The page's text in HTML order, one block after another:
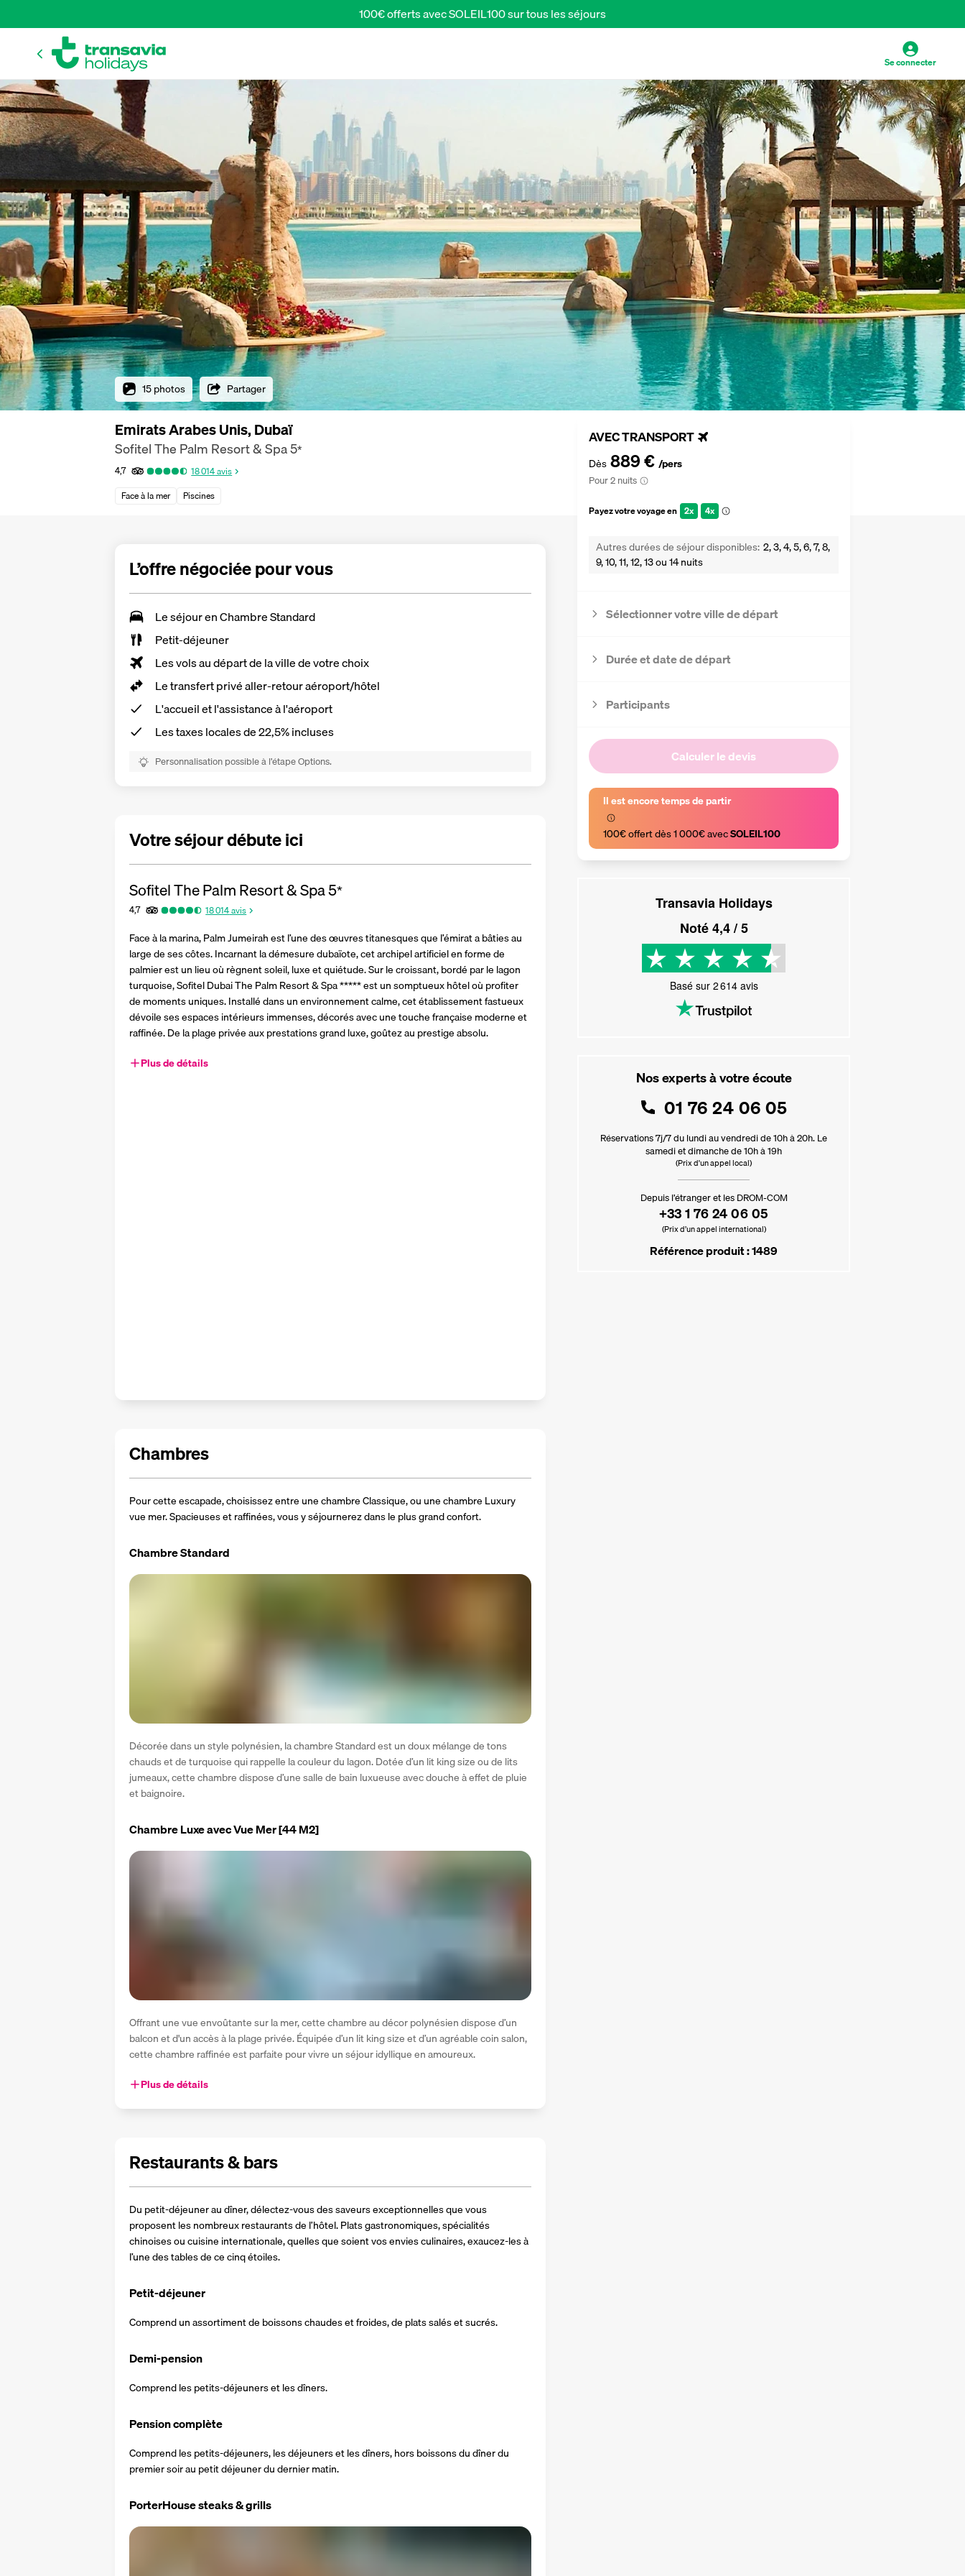
100€ offerts avec SOLEIL100 sur tous les séjours
Se connecter
15 photos Partager
Emirats Arabes Unis, Dubaï
Sofitel The Palm Resort & Spa5*
4,7 18 014avis
Face à la mer
Piscines
AVEC TRANSPORT
Dès 889 € /pers
Pour 2 nuits
Payez votre voyage en 2x 4x
Autres durées de séjour disponibles 2, 3, 4, 5, 6, 7, 8,
9, 10, 11, 12, 13 ou 14 nuits
Sélectionner votre ville de départ
Durée et date de départ
Participants
Calculer le devis
Il est encore temps de partir
100€ offert dès 1 000€ avec SOLEIL100
Transavia Holidays
Noté4,4/ 5
Basé sur 2 614avis
Nos experts à votre écoute
01 76 24 06 05
Réservations 7j/7 du lundi au vendredi de 10h à 20h. Le
samedi et dimanche de 10h à 19h
(Prix d'un appel local)
Depuis l’étranger et les DROM-COM
+33 1 76 24 06 05
(Prix d’un appel international)
Référence produit : 1489
L’offre négociée pour vous
Le séjour en Chambre Standard
Petit-déjeuner
Les vols au départ de la ville de votre choix
Le transfert privé aller-retour aéroport/hôtel
L'accueil et l'assistance à l'aéroport
Lestaxes locales de 22,5%incluses
Personnalisation possible à l’étape Options.
Votre séjour débute ici
Sofitel The Palm Resort & Spa5*
4,7 18 014avis
Face à la marina, Palm Jumeirah est l’une des œuvres titanesques que l’émirat a bâties au
large de ses côtes. Incarnant la démesure dubaïote, cet archipel artificiel en forme de
palmier est un lieu où règnent soleil, luxe et quiétude. Sur le croissant, bordé par le lagon
turquoise, Sofitel Dubai The Palm Resort & Spa ***** est un somptueux hôtel où profiter
de moments uniques. Installé dans un environnement calme, cet établissement fastueux
dévoile ses espaces intérieurs immenses, décorés avec une touche française moderne et
raffinée. De la plage privée aux prestations grand luxe, goûtez au prestige absolu.
Plus de détails
Chambres
Pour cette escapade, choisissez entre une chambre Classique, ou une chambre Luxury
vue mer. Spacieuses et raffinées, vous y séjournerez dans le plus grand confort.
Chambre Standard
Décorée dans un style polynésien, la chambre Standard est un doux mélange de tons
chauds et de turquoise qui rappelle la couleur du lagon. Dotée d’un lit king size ou de lits
jumeaux, cette chambre dispose d’une salle de bain luxueuse avec douche à effet de pluie
et baignoire.
Chambre Luxe avec Vue Mer[44 M2]
Offrant une vue envoûtante sur la mer, cette chambre au décor polynésien dispose d’un
balcon et d'un accès à la plage privée. Équipée d’un lit king size et d’un agréable coin salon,
cette chambre raffinée est parfaite pour vivre un séjour idyllique en amoureux.
Plus de détails
Restaurants & bars
Du petit-déjeuner au dîner, délectez-vous des saveurs exceptionnelles que vous
proposent les nombreux restaurants de l’hôtel. Plats gastronomiques, spécialités
chinoises ou cuisine internationale, quelles que soient vos envies culinaires, exaucez-les à
l’une des tables de ce cinq étoiles.
Petit-déjeuner
Comprend un assortiment de boissons chaudes et froides, de plats salés et sucrés.
Demi-pension
Comprend les petits-déjeuners et les dîners.
Pension complète
Comprend les petits-déjeuners, les déjeuners et les dîners, hors boissons du dîner du
premier soir au petit déjeuner du dernier matin.
PorterHouse steaks & grills